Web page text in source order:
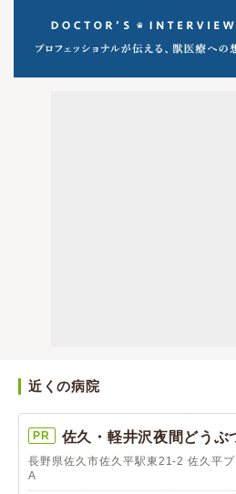
近くの病院
PR 佐久・軽井沢夜間どうぶ
長野県佐久市佐久平駅東21-2 佐久平
A